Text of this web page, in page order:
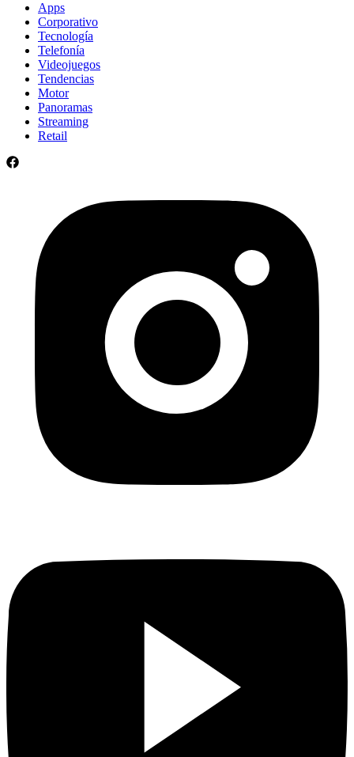
Apps
Corporativo
Tecnología
Telefonía
Videojuegos
Tendencias
Motor
Panoramas
Streaming
Retail